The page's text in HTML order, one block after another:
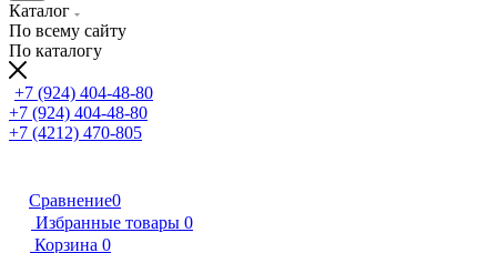
Каталог
По всему сайту
По каталогу
+7 (924) 404-48-80
+7 (924) 404-48-80
+7 (4212) 470-805
Сравнение0
Избранные товары 0
Корзина 0